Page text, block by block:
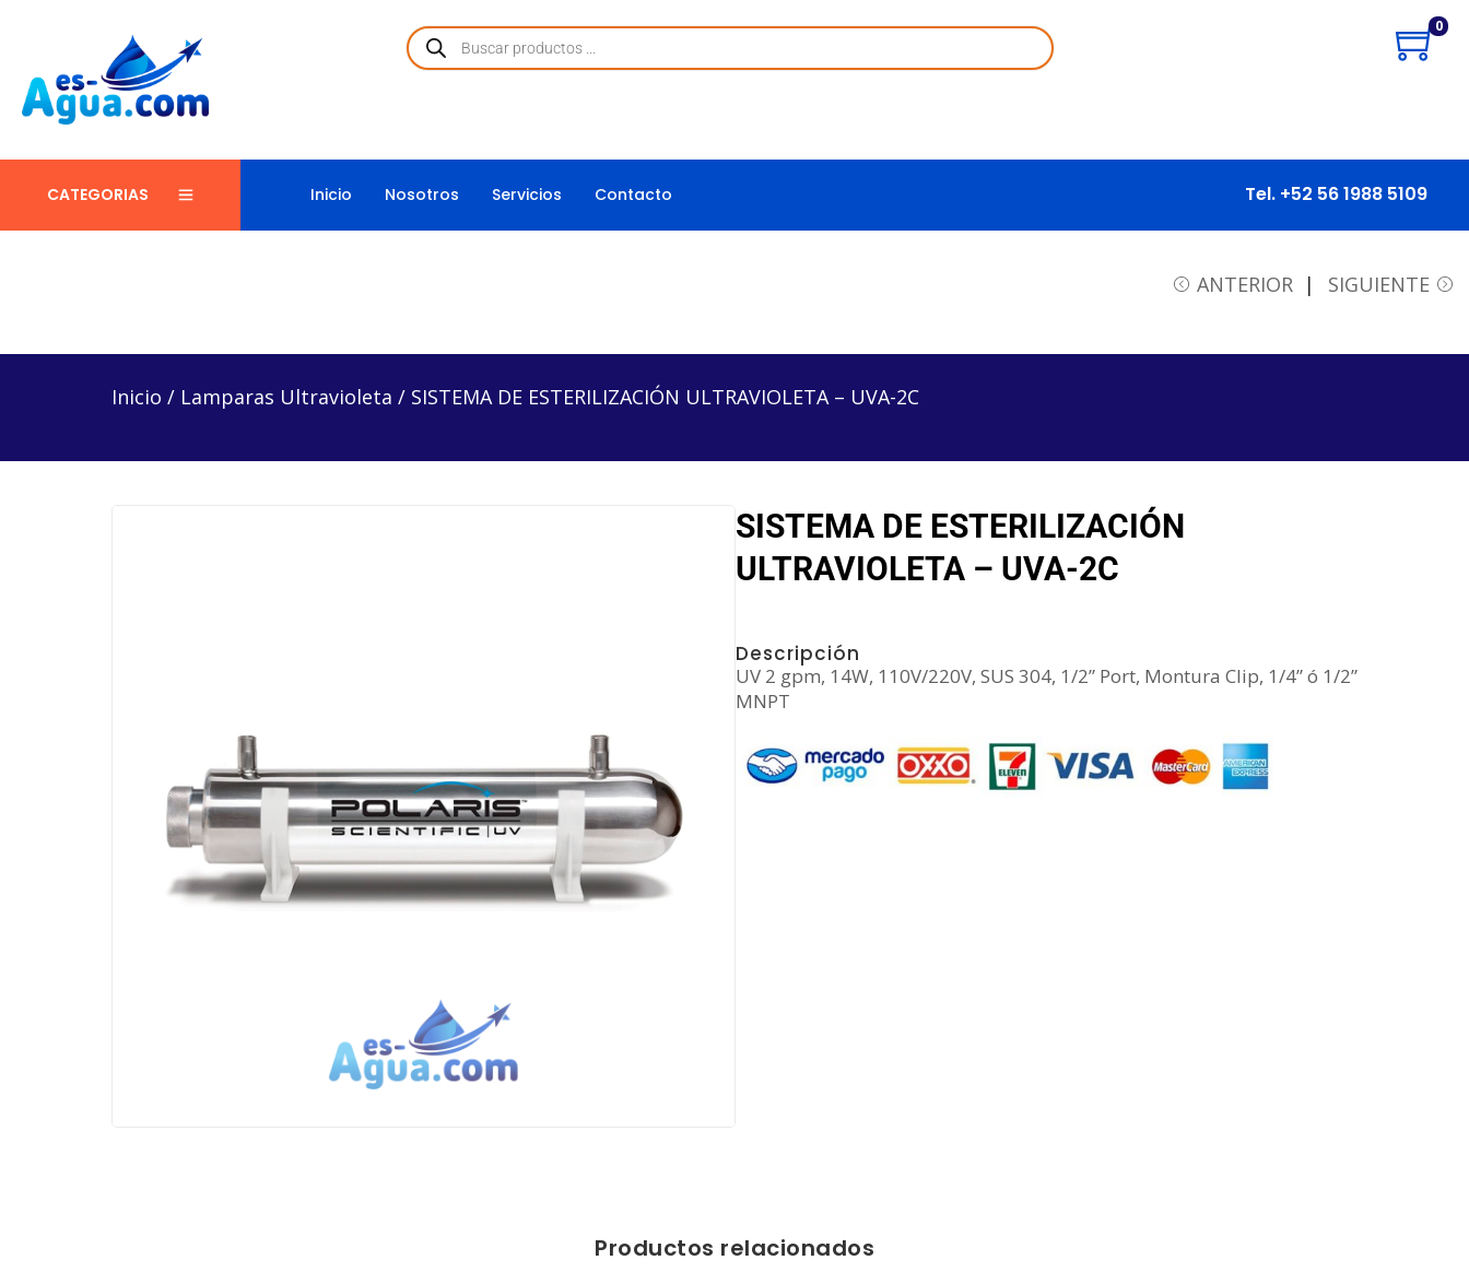
0
CATEGORIAS Inicio Nosotros Servicios Contacto Tel. +52 56 1988 5109
ANTERIOR SIGUIENTE
Inicio / Lamparas Ultravioleta / SISTEMA DE ESTERILIZACIÓN ULTRAVIOLETA – UVA-2C
SISTEMA DE ESTERILIZACIÓN
ULTRAVIOLETA – UVA-2C
Descripción
UV 2 gpm, 14W, 110V/220V, SUS 304, 1/2” Port, Montura Clip, 1/4” ó 1/2”
MNPT
Productos relacionados